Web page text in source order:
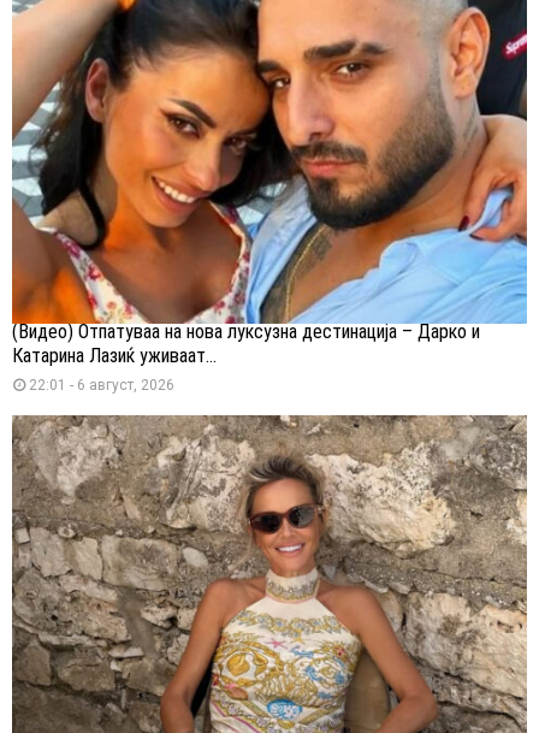
(Видео) Отпатуваа на нова луксузна дестинација – Дарко и
Катарина Лазиќ уживаат...
22:01 - 6 август, 2026